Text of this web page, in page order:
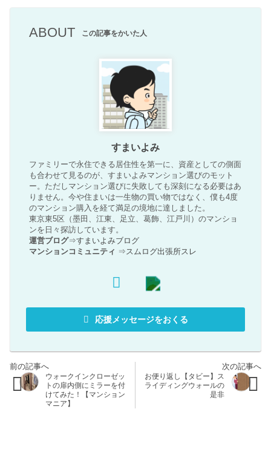
ABOUT この記事をかいた人
すまいよみ
ファミリーで永住できる居住性を第一に、資産としての側面
も合わせて見るのが、すまいよみマンション選びのモット
ー。ただしマンション選びに失敗しても深刻になる必要はあ
りません。今や住まいは一生物の買い物ではなく、僕も4度
のマンション購入を経て満足の境地に達しました。
東京東5区（墨田、江東、足立、葛飾、江戸川）のマンショ
ンを日々探訪しています。
運営ブログ⇒すまいよみブログ
マンションコミュニティ ⇒スムログ出張所スレ
応援メッセージをおくる
ウォークインクローゼッ
トの扉内側にミラーを付
けてみた！【マンション
マニア】
お便り返し【タビー】ス
ライディングウォールの
是非